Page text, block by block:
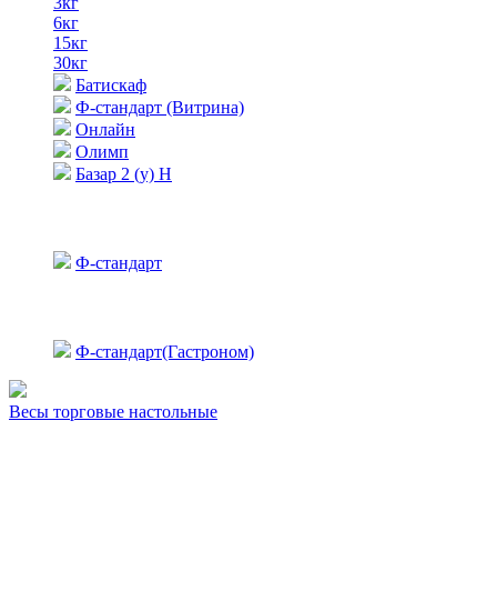
6кг
15кг
30кг
Батискаф
Ф-стандарт (Витрина)
Онлайн
Олимп
Базар 2 (у) Н
Ф-стандарт
Ф-стандарт(Гастроном)
Весы торговые настольные